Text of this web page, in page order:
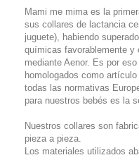
Mami me mima es la
sus collares de lactancia
juguete), habiendo
químicas favorablemente y
mediante Aenor. Es por
homologados como
todas las normativas
para nuestros bebés es la
Nuestros collares son
pieza a pieza.
Los materiales utilizados